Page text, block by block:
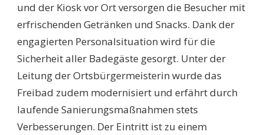
und der Kiosk vor Ort versorgen die Besucher mit
erfrischenden Getränken und Snacks. Dank der
engagierten Personalsituation wird für die
Sicherheit aller Badegäste gesorgt. Unter der
Leitung der Ortsbürgermeisterin wurde das
Freibad zudem modernisiert und erfährt durch
laufende Sanierungsmaßnahmen stets
Verbesserungen. Der Eintritt ist zu einem